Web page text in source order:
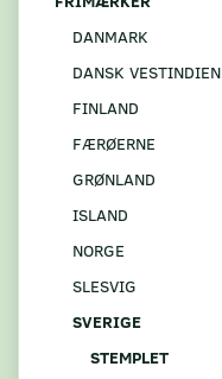
DANMARK
DANSK VESTINDIEN
FINLAND
FÆRØERNE
GRØNLAND
ISLAND
NORGE
SLESVIG
SVERIGE
STEMPLET